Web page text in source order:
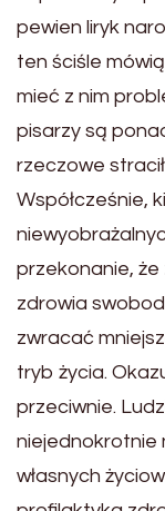
pewien liryk
ten ściśle
mieć z nim
pisarzy są
rzeczowe
Współcześnie,
przekonanie,
zdrowia
zwracać
tryb życia.
przeciwnie.
niejednokrotnie
własnych